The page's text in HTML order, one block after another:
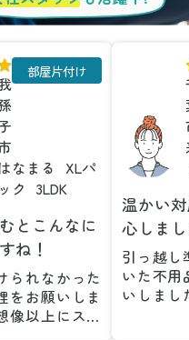
はなまる
XLパ
ック
3LDK
部屋片付け
とこんなに
ね！
られなかった
をお願いしま
像以上にスム
温かい
心しま
引っ越し
いた不用
いしまし